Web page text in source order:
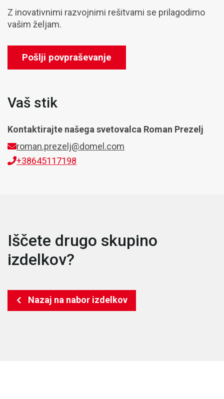
Z inovativnimi razvojnimi rešitvami se prilagodimo
vašim željam.
Pošlji povpraševanje
Vaš stik
Kontaktirajte našega svetovalca Roman Prezelj
roman.prezelj@domel.com
+38645117198
Iščete drugo skupino
izdelkov?
Nazaj na nabor izdelkov